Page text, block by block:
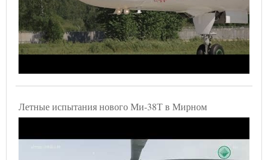
Летные испытания нового Ми-38Т в Мирном